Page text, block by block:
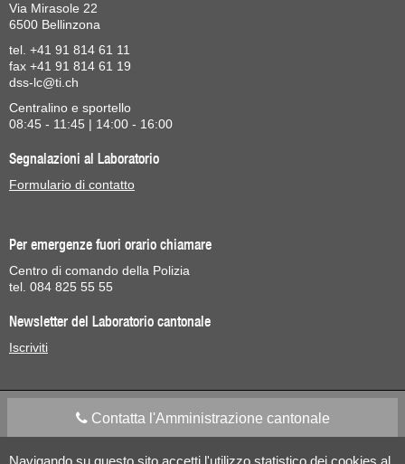
Navigando su questo sito accetti l'utilizzo statistico dei cookies al
Via Mirasole 22
6500 Bellinzona
tel. +41 91 814 61 11
fax +41 91 814 61 19
dss-lc@ti.ch
Centralino e sportello
08:45 - 11:45 | 14:00 - 16:00
Segnalazioni al Laboratorio
Formulario di contatto
Per emergenze fuori orario chiamare
Centro di comando della Polizia
tel. 084 825 55 55
Newsletter del Laboratorio cantonale
Iscriviti
Contatta l'Amministrazione cantonale